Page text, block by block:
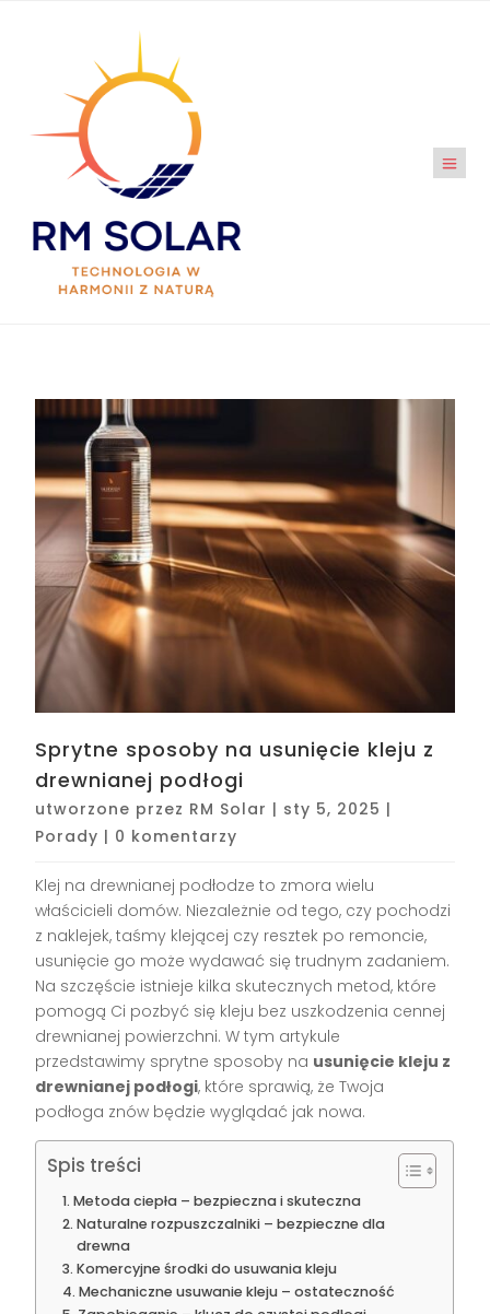
Sprytne sposoby na usunięcie kleju z
drewnianej podłogi
utworzone przez RM Solar | sty 5, 2025 |
Porady | 0 komentarzy
Klej na drewnianej podłodze to zmora wielu
właścicieli domów. Niezależnie od tego, czy pochodzi
z naklejek, taśmy klejącej czy resztek po remoncie,
usunięcie go może wydawać się trudnym zadaniem.
Na szczęście istnieje kilka skutecznych metod, które
pomogą Ci pozbyć się kleju bez uszkodzenia cennej
drewnianej powierzchni. W tym artykule
przedstawimy sprytne sposoby na usunięcie kleju z
drewnianej podłogi, które sprawią, że Twoja
podłoga znów będzie wyglądać jak nowa.
Spis treści
Metoda ciepła – bezpieczna i skuteczna
Naturalne rozpuszczalniki – bezpieczne dla
drewna
Komercyjne środki do usuwania kleju
Mechaniczne usuwanie kleju – ostateczność